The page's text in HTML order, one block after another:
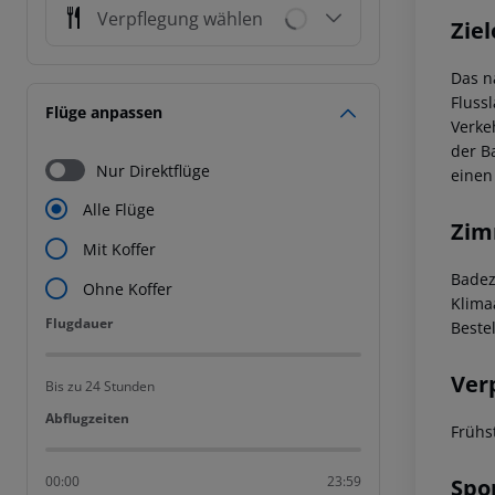
Verpflegung wählen
Flüge anpassen
Nur Direktflüge
Alle Flüge
Mit Koffer
Ohne Koffer
Flugdauer
Flugdauer
Bis zu 24 Stunden
Abflugzeiten
Abflugzeiten
00:00 23:59
Das
der